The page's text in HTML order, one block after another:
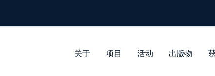
关于 项目 活动 出版物